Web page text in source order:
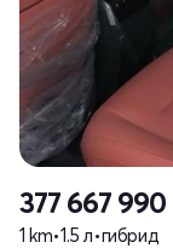
377 667 990
1 km•1.5 л•гибрид